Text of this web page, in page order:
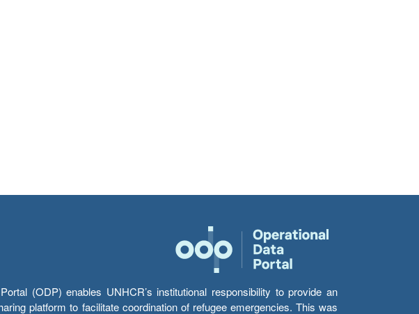
(ODP) enables UNHCR’s institutional responsibility to provide an
platform to facilitate coordination of refugee emergencies. This was